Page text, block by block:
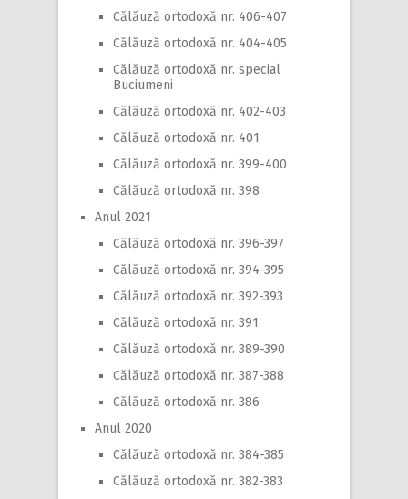
Călăuză ortodoxă nr. 406-407
Călăuză ortodoxă nr. 404-405
Călăuză ortodoxă nr. special
Buciumeni
Călăuză ortodoxă nr. 402-403
Călăuză ortodoxă nr. 401
Călăuză ortodoxă nr. 399-400
Călăuză ortodoxă nr. 398
Anul 2021
Călăuză ortodoxă nr. 396-397
Călăuză ortodoxă nr. 394-395
Călăuză ortodoxă nr. 392-393
Călăuză ortodoxă nr. 391
Călăuză ortodoxă nr. 389-390
Călăuză ortodoxă nr. 387-388
Călăuză ortodoxă nr. 386
Anul 2020
Călăuză ortodoxă nr. 384-385
Călăuză ortodoxă nr. 382-383